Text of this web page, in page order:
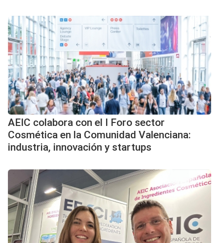
AEIC colabora con el I Foro sector
Cosmética en la Comunidad Valenciana:
industria, innovación y startups